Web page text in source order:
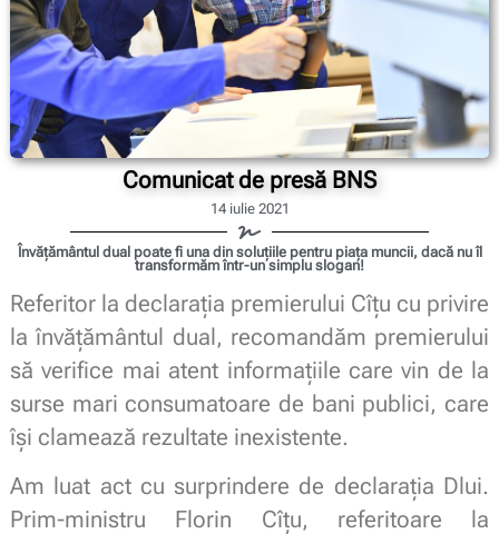
Comunicat de presă BNS
14 iulie 2021
Învățământul dual poate fi una din soluțiile pentru piața muncii, dacă nu îl
transformăm într-un simplu slogan!
Referitor la declarația premierului Cîțu cu privire
la învățământul dual, recomandăm premierului
să verifice mai atent informațiile care vin de la
surse mari consumatoare de bani publici, care
își clamează rezultate inexistente.
Am luat act cu surprindere de declarația Dlui.
Prim-ministru Florin Cîțu, referitoare la